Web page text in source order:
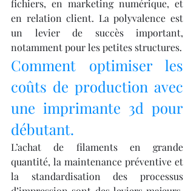
fichiers, en marketing numérique, et
en relation client. La polyvalence est
un levier de succès important,
notamment pour les petites structures.
Comment optimiser les
coûts de production avec
une imprimante 3d pour
débutant.
L’achat de filaments en grande
quantité, la maintenance préventive et
la standardisation des processus